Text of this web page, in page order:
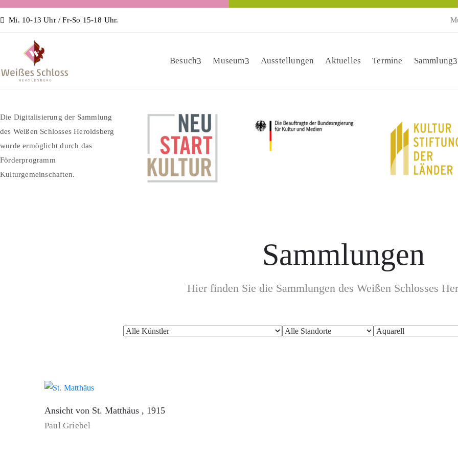
Mi. 10-13 Uhr / Fr-So 15-18 Uhr.
Besuch Museum Ausstellungen Aktuelles Termine Sammlung
Die Digitalisierung der Sammlung
des Weißen Schlosses Heroldsberg
wurde ermöglicht durch das
Förderprogramm
Kulturgemeinschaften.
Sammlungen
Hier finden Sie die Sammlungen des Weißen Schlosses
Ansicht von St. Matthäus , 1915
Paul Griebel